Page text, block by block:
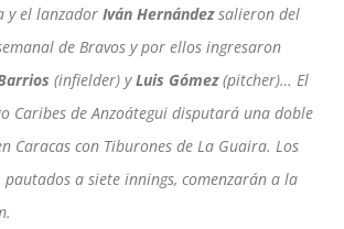
y el lanzador Iván Hernándezsalieron del
de Bravos y por ellos ingresaron
(infielder) yLuis Gómez(pitcher)… El
Caribes de Anzoátegui disputará una doble
Caracas con Tiburones de La Guaira. Los
pautados a siete innings, comenzarán a la